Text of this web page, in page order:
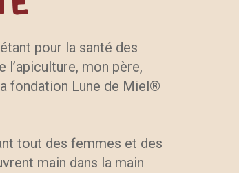
pour la santé des
l’apiculture, mon père,
fondation Lune de Miel®
tout des femmes et des
main dans la main